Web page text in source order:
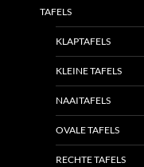
TAFELS
KLAPTAFELS
KLEINE TAFELS
NAAITAFELS
OVALE TAFELS
RECHTE TAFELS